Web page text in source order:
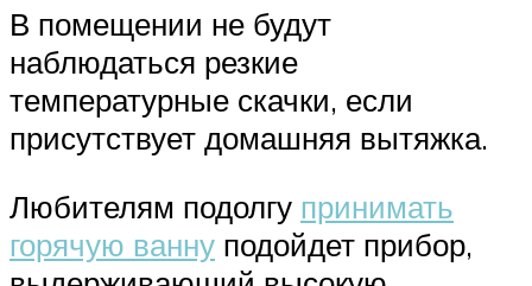
В помещении не будут
наблюдаться резкие
температурные скачки, если
присутствует домашняя вытяжка.
Любителям подолгу принимать
горячую ванну подойдет прибор,